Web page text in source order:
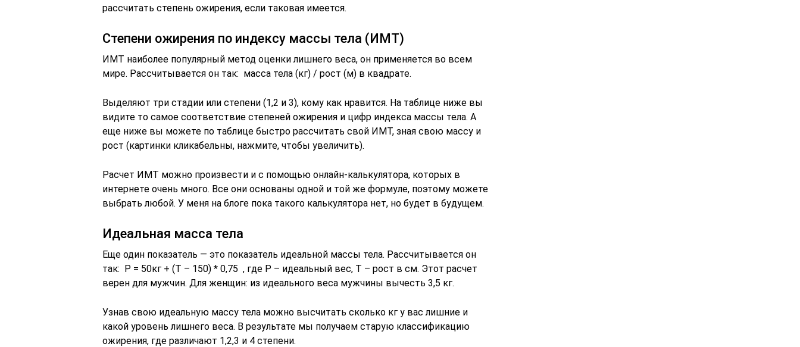
рассчитать степень ожирения, если таковая имеется.
Степени ожирения по индексу массы тела (ИМТ)
ИМТ наиболее популярный метод оценки лишнего веса, он применяется во всем
мире. Рассчитывается он так: масса тела (кг) / рост (м) в квадрате.
Выделяют три стадии или степени (1,2 и 3), кому как нравится. На таблице ниже вы
видите то самое соответствие степеней ожирения и цифр индекса массы тела. А
еще ниже вы можете по таблице быстро рассчитать свой ИМТ, зная свою массу и
рост (картинки кликабельны, нажмите, чтобы увеличить).
Расчет ИМТ можно произвести и с помощью онлайн-калькулятора, которых в
интернете очень много. Все они основаны одной и той же формуле, поэтому можете
выбрать любой. У меня на блоге пока такого калькулятора нет, но будет в будущем.
Идеальная масса тела
Еще один показатель — это показатель идеальной массы тела. Рассчитывается он
так: Р = 50кг + (Т – 150) * 0,75 , где Р – идеальный вес, Т – рост в см. Этот расчет
верен для мужчин. Для женщин: из идеального веса мужчины вычесть 3,5 кг.
Узнав свою идеальную массу тела можно высчитать сколько кг у вас лишние и
какой уровень лишнего веса. В результате мы получаем старую классификацию
ожирения, где различают 1,2,3 и 4 степени.